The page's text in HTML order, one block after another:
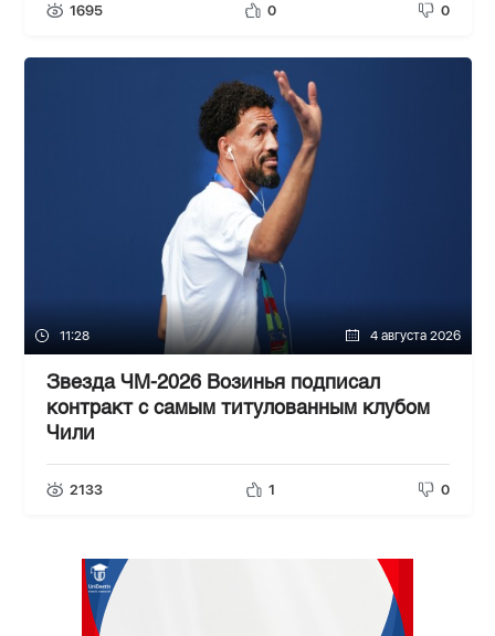
1695 0 0
11:28 4 августа 2026
Звезда ЧМ-2026 Возинья подписал
контракт с самым титулованным клубом
Чили
2133 1 0